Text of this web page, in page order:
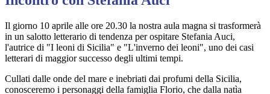
Il giorno 10 aprile alle ore 20.30 la nostra aula magna si trasformerà
in un salotto letterario di tendenza per ospitare Stefania Auci,
l'autrice di "I leoni di Sicilia" e "L'inverno dei leoni", uno dei casi
letterari di maggior successo degli ultimi tempi.
Cullati dalle onde del mare e inebriati dai profumi della Sicilia,
conosceremo i personaggi della famiglia Florio, che dalla natìa